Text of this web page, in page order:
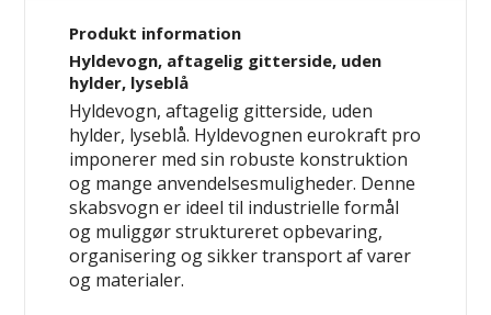
Produkt information
Hyldevogn, aftagelig gitterside, uden
hylder, lyseblå
Hyldevogn, aftagelig gitterside, uden
hylder, lyseblå. Hyldevognen eurokraft pro
imponerer med sin robuste konstruktion
og mange anvendelsesmuligheder. Denne
skabsvogn er ideel til industrielle formål
og muliggør struktureret opbevaring,
organisering og sikker transport af varer
og materialer.